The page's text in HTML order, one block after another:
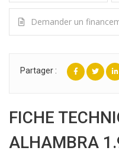
Demander un
Partager :
FICHE
ALHAMBRA